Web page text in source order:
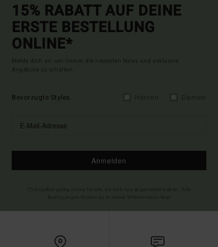
15% RABATT AUF DEINE
ERSTE BESTELLUNG
ONLINE*
Melde dich an, um immer die neuesten News und exklusive
Angebote zu erhalten.
Bevorzugte Styles
Anmelden